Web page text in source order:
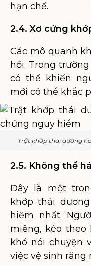
hạn chế.
2.4. Xơ cứng
Các mô quanh
hồi. Trong
có thể khiến
mới có thể khắc
Trật khớp thái dương
2.5. Không thể
Đây là một
khớp thái
hiểm nhất.
miệng, kéo
khó nói chuyện
việc vệ sinh răng